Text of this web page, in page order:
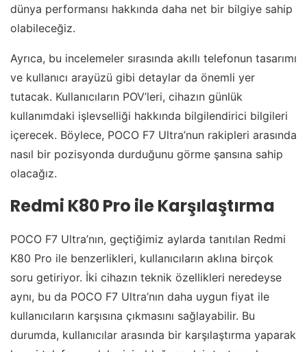
dünya performansı hakkında daha net bir bilgiye sahip
olabileceğiz.
Ayrıca, bu incelemeler sırasında akıllı telefonun tasarımı
ve kullanıcı arayüzü gibi detaylar da önemli yer
tutacak. Kullanıcıların POV’leri, cihazın günlük
kullanımdaki işlevselliği hakkında bilgilendirici bilgileri
içerecek. Böylece, POCO F7 Ultra’nun rakipleri arasında
nasıl bir pozisyonda durduğunu görme şansına sahip
olacağız.
Redmi K80 Pro ile Karşılaştırma
POCO F7 Ultra’nın, geçtiğimiz aylarda tanıtılan Redmi
K80 Pro ile benzerlikleri, kullanıcıların aklına birçok
soru getiriyor. İki cihazın teknik özellikleri neredeyse
aynı, bu da POCO F7 Ultra’nın daha uygun fiyat ile
kullanıcıların karşısına çıkmasını sağlayabilir. Bu
durumda, kullanıcılar arasında bir karşılaştırma yaparak